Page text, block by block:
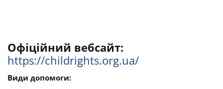
Офіційний вебсайт:
https://childrights.org.ua/
Види допомоги: